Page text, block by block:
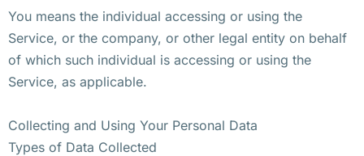
You means the individual accessing or using the
Service, or the company, or other legal entity on behalf
of which such individual is accessing or using the
Service, as applicable.
Collecting and Using Your Personal Data
Types of Data Collected